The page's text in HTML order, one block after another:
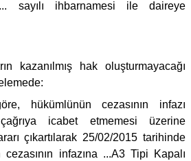
sayılı ihbarnamesi ile daireye
kazanılmış hak oluşturmayacağı
hükümlünün cezasının infazı
çağrıya icabet etmemesi üzerine
çıkartılarak 25/02/2015 tarihinde
cezasının infazına ...A3 Tipi Kapalı